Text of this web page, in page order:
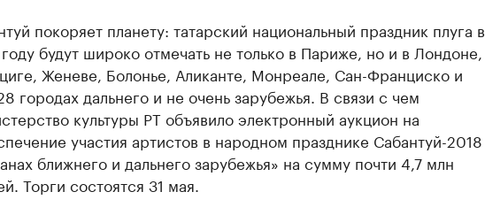
покоряет планету: татарский национальный праздник плуга в
будут широко отмечать не только в Париже, но и в Лондоне,
Женеве, Болонье, Аликанте, Монреале, Сан-Франциско и
городах дальнего и не очень зарубежья. В связи с чем
культуры РТ объявило электронный аукцион на
участия артистов в народном празднике Сабантуй-2018
ближнего и дальнего зарубежья» на сумму почти 4,7 млн
Торги состоятся 31 мая.